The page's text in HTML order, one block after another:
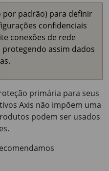
por padrão) para definir
confidenciais
conexões de rede
assim dados
primária para seus
Axis não impõem uma
podem ser usados